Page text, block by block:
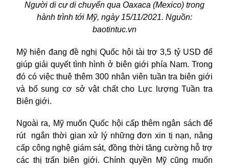
Người di cư di chuyển qua Oaxaca (Mexico) trong
hành trình tới Mỹ, ngày 15/11/2021. Nguồn:
baotintuc.vn
Mỹ hiện đang đề nghị Quốc hội tài trợ 3,5 tỷ USD để
giúp giải quyết tình hình ở biên giới phía Nam. Trong
đó có việc thuê thêm 300 nhân viên tuần tra biên giới
và bổ sung cơ sở vật chất cho Lực lượng Tuần tra
Biên giới.
Ngoài ra, Mỹmuốn Quốc hội cấp thêm ngân sách để
rút ngắn thời gian xử lý những đơn xin tị nạn, nâng
cấp công nghệ giám sát, đồng thời tăng cường hỗ trợ
các thị trấn biên giới. Chính quyền Mỹ cũng muốn